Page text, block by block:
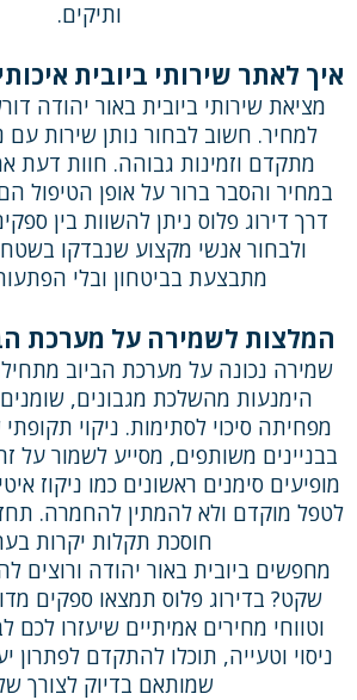
ותיקים.
איך לאתר שירותי ביובית
מציאת שירותי ביובית באור יהודה
למחיר. חשוב לבחור נותן שירות עם
מתקדם וזמינות גבוהה. חוות דעת
במחיר והסבר ברור על אופן הטיפול
דרך דירוג פלוס ניתן להשוות בין
ולבחור אנשי מקצוע שנבדקו
מתבצעת בביטחון ובלי
המלצות לשמירה על מערכת
שמירה נכונה על מערכת הביוב
הימנעות מהשלכת מגבונים,
מפחיתה סיכוי לסתימות. ניקוי
בבניינים משותפים, מסייע לשמור על
מופיעים סימנים ראשונים כמו ניקוז
לטפל מוקדם ולא להמתין להחמרה.
חוסכת תקלות יקרות
מחפשים ביובית באור יהודה ורוצים
שקט? בדירוג פלוס תמצאו ספקים
וטווחי מחירים אמיתיים שיעזרו לכם
ניסוי וטעייה, תוכלו להתקדם לפתרון
שמותאם בדיוק לצורך